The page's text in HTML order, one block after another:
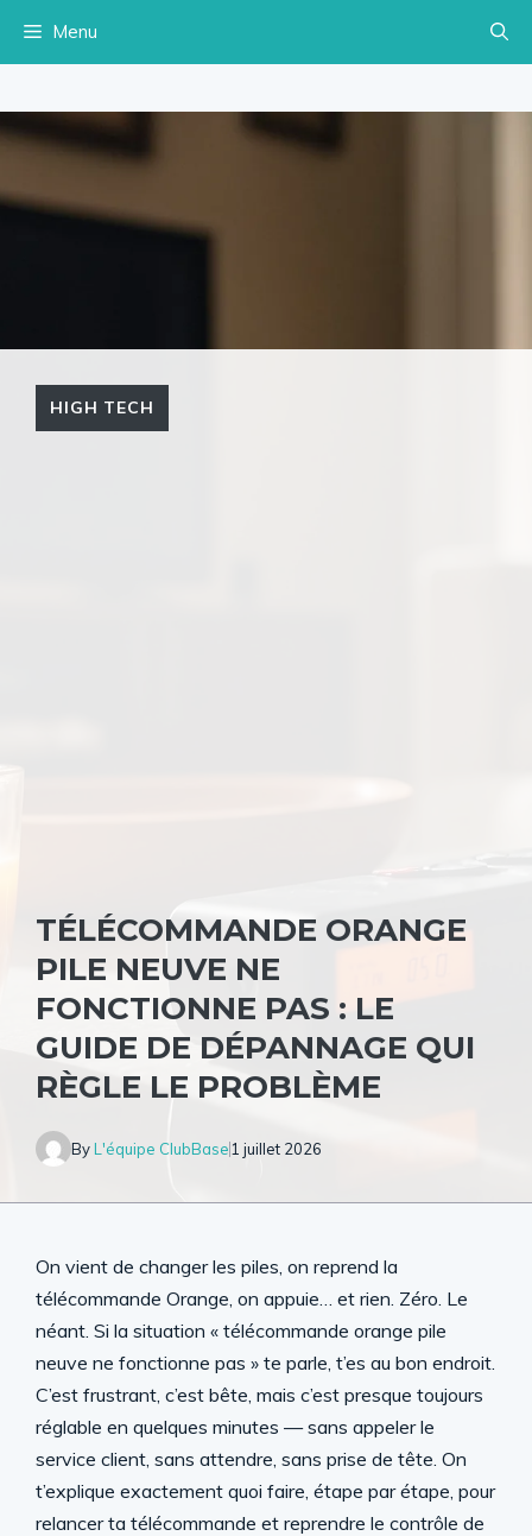
Menu
HIGH TECH
TÉLÉCOMMANDE ORANGE
PILE NEUVE NE
FONCTIONNE PAS : LE
GUIDE DE DÉPANNAGE QUI
RÈGLE LE PROBLÈME
ByL'équipe ClubBase 1 juillet 2026
On vient de changer les piles, on reprend la
télécommande Orange, on appuie… et rien. Zéro. Le
néant. Si la situation « télécommande orange pile
neuve ne fonctionne pas » te parle, t’es au bon endroit.
C’est frustrant, c’est bête, mais c’est presque toujours
réglable en quelques minutes — sans appeler le
service client, sans attendre, sans prise de tête. On
t’explique exactement quoi faire, étape par étape, pour
relancer ta télécommande et reprendre le contrôle de